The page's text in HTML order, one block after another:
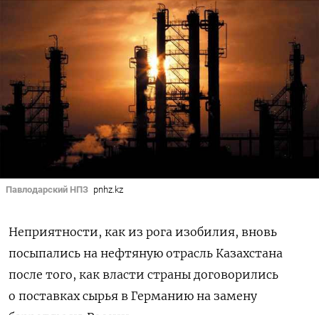
Павлодарский НПЗ pnhz.kz
Неприятности, как из рога изобилия, вновь
посыпались на нефтяную отрасль Казахстана
после того, как власти страны договорились
о поставках сырья в Германию на замену